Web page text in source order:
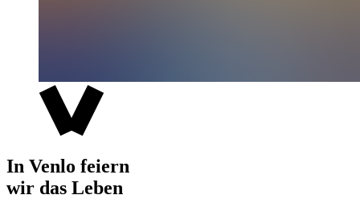
In Venlo feiern
wir das Leben